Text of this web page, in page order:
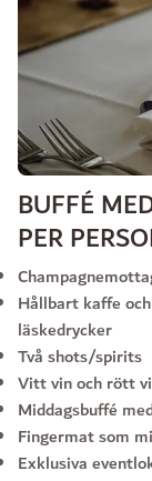
BUFFÉ
PER
Hållbart kaffe
läskedrycker
Två shots/spirits
Vitt vin och rött
Middagsbuffé
Fingermat som
Exklusiva